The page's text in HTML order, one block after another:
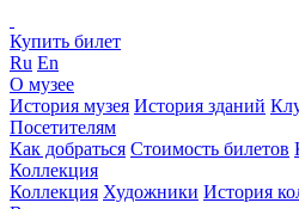
Купить билет
Ru En
О музее
История музея История зданий
Посетителям
Как добраться Стоимость билетов
Коллекция
Коллекция Художники История